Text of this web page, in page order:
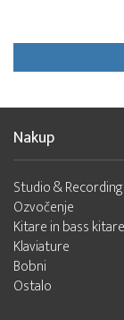
Nakup
Studio & Recording
Ozvočenje
Kitare in bass kitare
Klaviature
Bobni
Ostalo